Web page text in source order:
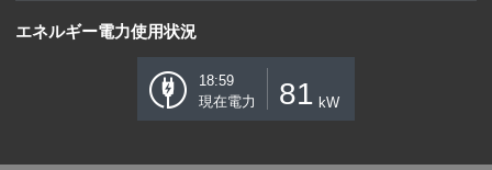
エネルギー電力使用状況
18:59
現在電力
81 kW